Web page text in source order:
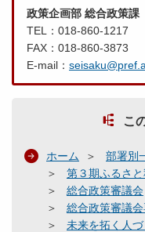
政策企画部 総合政策課
TEL：018-860-1217
FAX：018-860-3873
E-mail：
こ
ホーム 部署別
第３期ふるさ
総合政策審議会
総合政策審議
未来を拓く人